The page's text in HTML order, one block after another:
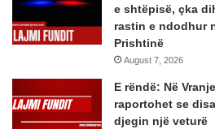
e shtëpisë, çka
rastin e ndodhur
Prishtinë
August 7, 2026
E rëndë: Në
raportohet se
djegin një veturë